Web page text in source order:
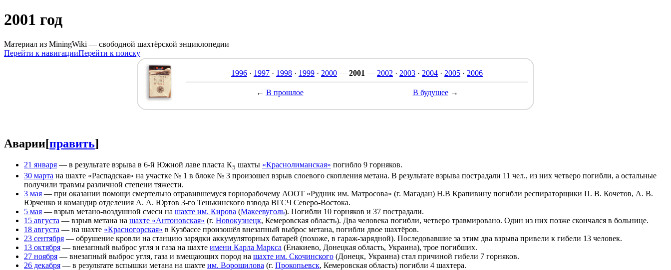
2001 год
Материал из MiningWiki — свободной шахтёрской энциклопедии
Перейти к навигацииПерейти к поиску
1996 · 1997 · 1998 · 1999 · 2000 — 2001 — 2002 · 2003 · 2004 · 2005 · 2006
← В прошлое В будущее→
Аварии[править]
21 января — в результате взрыва в 6-й Южной лаве пласта К5 шахты «Краснолиманская» погибло 9 горняков.
30 марта на шахте «Распадская» на участке № 1 в блоке № 3 произошел взрыв слоевого скопления метана. В результате взрыва пострадали 11 чел., из них четверо погибли, а остальные
получили травмы различной степени тяжести.
3 мая — при оказании помощи смертельно отравившемуся горнорабочему АООТ «Рудник им. Матросова» (г. Магадан) Н.В Крапивину погибли респираторщики П. В. Кочетов, А. В.
Юрченко и командир отделения А. А. Юртов 3-го Тенькинского взвода ВГСЧ Северо-Востока.
5 мая — взрыв метано-воздушной смеси на шахте им. Кирова (Макеевуголь). Погибли 10 горняков и 37 пострадали.
15 августа — взрыв метана на шахте «Антоновская» (г. Новокузнецк, Кемеровская область). Два человека погибли, четверо травмировано. Один из них позже скончался в больнице.
18 августа — на шахте «Красногорская» в Кузбассе произошёл внезапный выброс метана, погибли двое шахтёров.
23 сентября — обрушение кровли на станцию зарядки аккумуляторных батарей (похоже, в гараж-зарядной). Последовавшие за этим два взрыва привели к гибели 13 человек.
13 октября — внезапный выброс угля и газа на шахте имени Карла Маркса (Енакиево, Донецкая область, Украина), трое погибших.
27 ноября — внезапный выброс угля, газа и вмещающих пород на шахте им. Скочинского (Донецк, Украина) стал причиной гибели 7 горняков.
26 декабря — в результате вспышки метана на шахте им. Ворошилова (г. Прокопьевск, Кемеровская область) погибли 4 шахтера.